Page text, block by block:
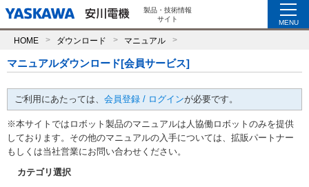
製品・技術情報
サイト
MENU
HOME ダウンロード マニュアル
マニュアルダウンロード[会員サービス]
ご利用にあたっては、 会員登録 / ログインが必要です。
※本サイトではロボット製品のマニュアルは人協働ロボットのみを提供
しております。その他のマニュアルの入手については、拡販パートナー
もしくは当社営業にお問い合わせください。
カテゴリ選択